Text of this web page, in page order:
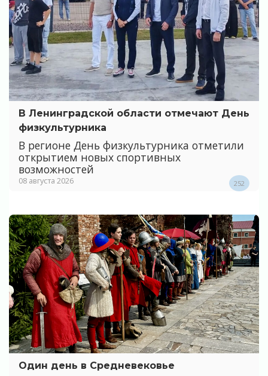
В Ленинградской области отмечают День
физкультурника
В регионе День физкультурника отметили
открытием новых спортивных
возможностей
08 августа 2026 252
Один день в Средневековье